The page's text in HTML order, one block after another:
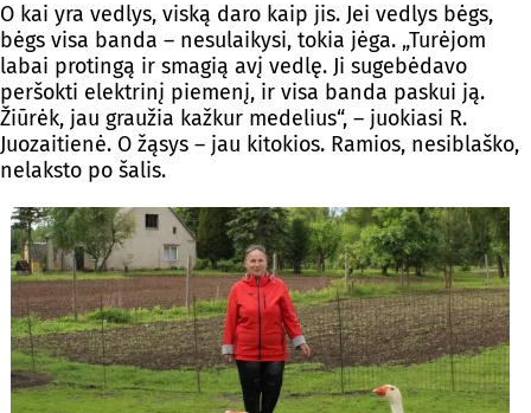
O kai yra vedlys, viską daro kaip jis. Jei vedlys bėgs,
bėgs visa banda – nesulaikysi, tokia jėga. „Turėjom
labai protingą ir smagią avį vedlę. Ji sugebėdavo
peršokti elektrinį piemenį, ir visa banda paskui ją.
Žiūrėk, jau graužia kažkur medelius“, – juokiasi R.
Juozaitienė. O žąsys – jau kitokios. Ramios, nesiblaško,
nelaksto po šalis.